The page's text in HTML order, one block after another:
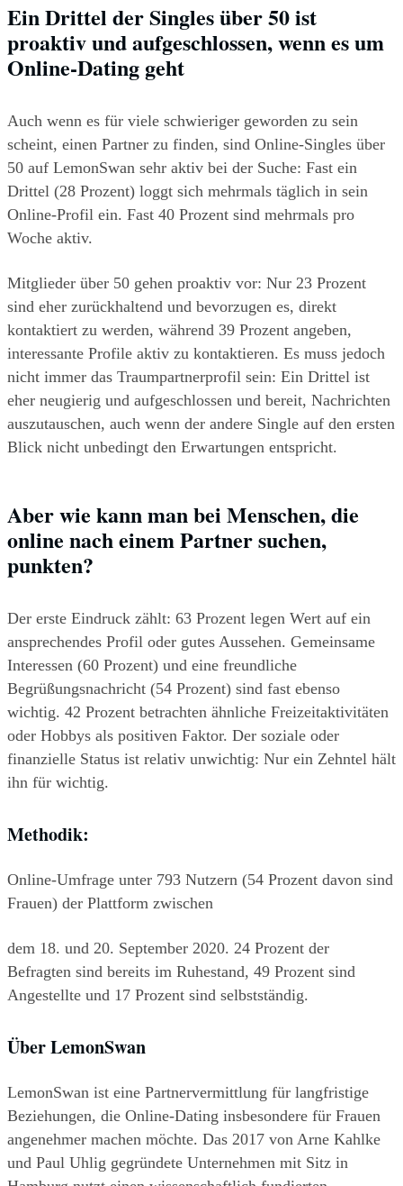
Ein Drittel der Singles über 50 ist
proaktiv und aufgeschlossen, wenn es um
Online-Dating geht
Auch wenn es für viele schwieriger geworden zu sein
scheint, einen Partner zu finden, sind Online-Singles über
50 auf LemonSwan sehr aktiv bei der Suche: Fast ein
Drittel (28 Prozent) loggt sich mehrmals täglich in sein
Online-Profil ein. Fast 40 Prozent sind mehrmals pro
Woche aktiv.
Mitglieder über 50 gehen proaktiv vor: Nur 23 Prozent
sind eher zurückhaltend und bevorzugen es, direkt
kontaktiert zu werden, während 39 Prozent angeben,
interessante Profile aktiv zu kontaktieren. Es muss jedoch
nicht immer das Traumpartnerprofil sein: Ein Drittel ist
eher neugierig und aufgeschlossen und bereit, Nachrichten
auszutauschen, auch wenn der andere Single auf den ersten
Blick nicht unbedingt den Erwartungen entspricht.
Aber wie kann man bei Menschen, die
online nach einem Partner suchen,
punkten?
Der erste Eindruck zählt: 63 Prozent legen Wert auf ein
ansprechendes Profil oder gutes Aussehen. Gemeinsame
Interessen (60 Prozent) und eine freundliche
Begrüßungsnachricht (54 Prozent) sind fast ebenso
wichtig. 42 Prozent betrachten ähnliche Freizeitaktivitäten
oder Hobbys als positiven Faktor. Der soziale oder
finanzielle Status ist relativ unwichtig: Nur ein Zehntel hält
ihn für wichtig.
Methodik:
Online-Umfrage unter 793 Nutzern (54 Prozent davon sind
Frauen) der Plattform zwischen
dem 18. und 20. September 2020. 24 Prozent der
Befragten sind bereits im Ruhestand, 49 Prozent sind
Angestellte und 17 Prozent sind selbstständig.
Über LemonSwan
LemonSwan ist eine Partnervermittlung für langfristige
Beziehungen, die Online-Dating insbesondere für Frauen
angenehmer machen möchte. Das 2017 von Arne Kahlke
und Paul Uhlig gegründete Unternehmen mit Sitz in